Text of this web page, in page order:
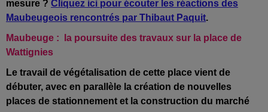
mesure ? Cliquez ici pour écouter les réactions des
Maubeugeois rencontrés par Thibaut Paquit.
Maubeuge :
la poursuite des travaux sur la place de
Wattignies
Le travail de végétalisation de cette place vient de
débuter, avec en parallèle la création de nouvelles
places de stationnement et la construction du marché